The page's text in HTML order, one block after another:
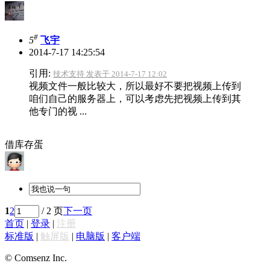
5# 飞宇
2014-7-17 14:25:54
引用: 技术支持 发表于 2014-7-17 12:02
视频文件一般比较大，所以最好不要把视频上传到
咱们自己的服务器上，可以考虑先把视频上传到其
他专门的视 ...
借库存蛋
12 / 2 页下一页
首页 | 登录 | 注册
标准版 | 触屏版 | 电脑版 | 客户端
© Comsenz Inc.